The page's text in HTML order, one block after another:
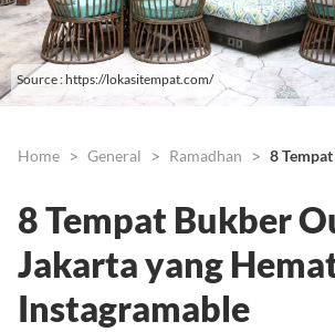
Source : https://lokasitempat.com/
Home General Ramadhan 8
8 Tempat Bukber
Jakarta yang
Instagramable